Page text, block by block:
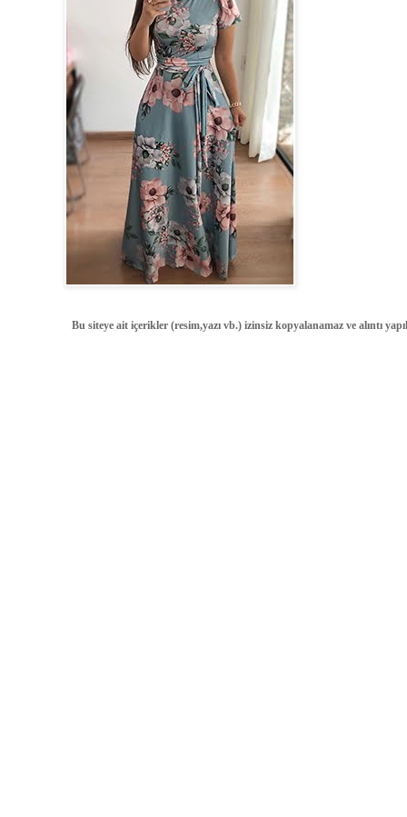
Bu siteye ait içerikler (resim,yazı vb.) izinsiz kopyalanamaz ve alıntı